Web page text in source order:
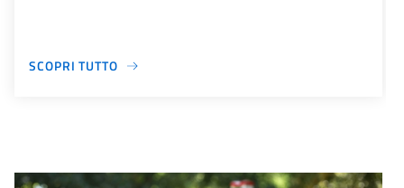
SCOPRI TUTTO